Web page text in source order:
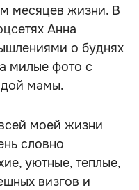
месяцев жизни. В
Анна
о буднях
милые фото с
мамы.
моей жизни
словно
уютные, теплые,
визгов и